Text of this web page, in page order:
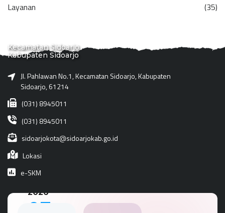
Layanan (35)
Kecamatan Sidoarjo
Kabupaten Sidoarjo
Jl. Pahlawan No.1, Kecamatan Sidoarjo, Kabupaten
Sidoarjo, 61214
(031) 8945011
(031) 8945011
sidoarjokota@sidoarjokab.go.id
Lokasi
e-SKM